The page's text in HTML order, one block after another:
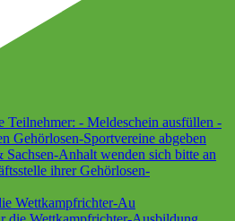
Wettkampfrichter-Au